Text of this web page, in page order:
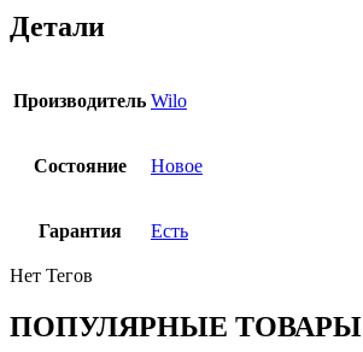
Детали
Производитель Wilo
Состояние Новое
Гарантия Есть
Нет Тегов
ПОПУЛЯРНЫЕ ТОВАРЫ